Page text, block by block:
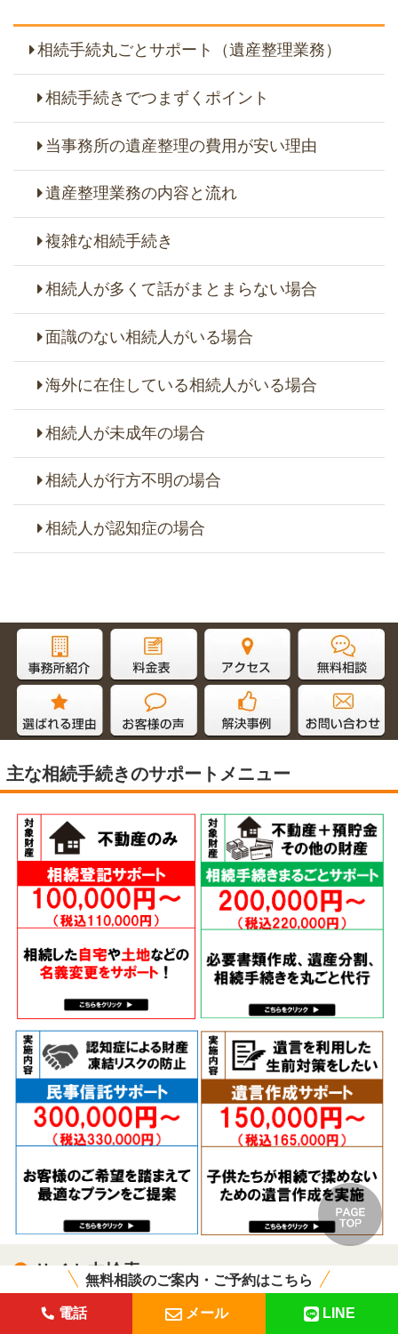
相続手続丸ごとサポート（遺産整理業務）
相続手続きでつまずくポイント
当事務所の遺産整理の費用が安い理由
遺産整理業務の内容と流れ
複雑な相続手続き
相続人が多くて話がまとまらない場合
面識のない相続人がいる場合
海外に在住している相続人がいる場合
相続人が未成年の場合
相続人が行方不明の場合
相続人が認知症の場合
主な相続手続きのサポートメニュー
サイト内検索
無料相談のご案内・ご予約はこちら
電話 メール LINE